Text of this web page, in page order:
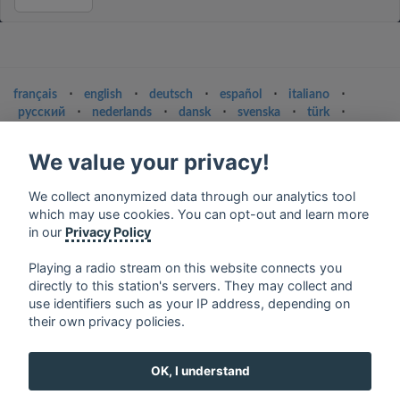
français ⋅ english ⋅ deutsch ⋅ español ⋅ italiano
⋅
русский
⋅ nederlands ⋅ dansk ⋅ svenska ⋅ türk
⋅
Contact us: contact@my-radios.com
Privacy Policy
Google Play and the Google Play logo are trademarks of Google Inc.
We value your privacy!
We collect anonymized data through our analytics tool
which may use cookies. You can opt-out and learn more
in our Privacy Policy
Playing a radio stream on this website connects you
directly to this station's servers. They may collect and
use identifiers such as your IP address, depending on
their own privacy policies.
OK, I understand